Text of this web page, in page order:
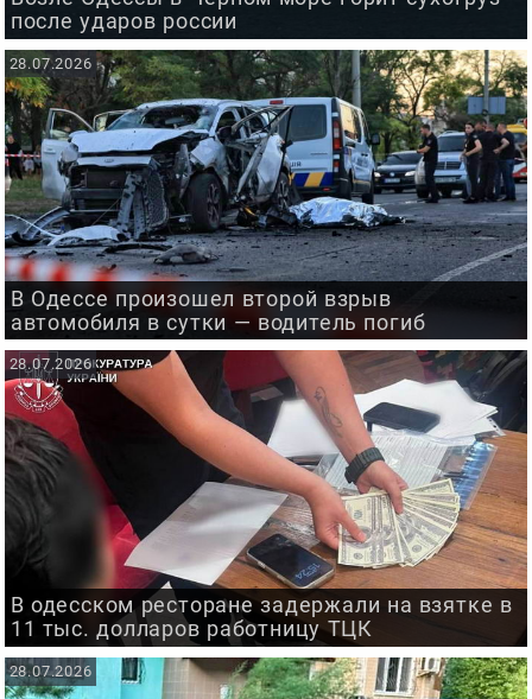
после ударов россии
В Одессе произошел второй взрыв
автомобиля в сутки — водитель погиб
28.07.2026
В одесском ресторане задержали на взятке в
11 тыс. долларов работницу ТЦК
28.07.2026
28.07.2026